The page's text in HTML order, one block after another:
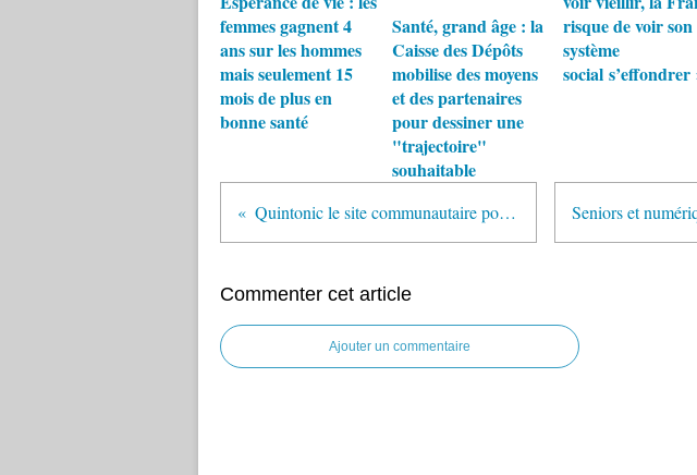
femmes gagnent 4
ans sur les hommes
mais seulement 15
mois de plus en
bonne santé
Santé, grand âge : la
Caisse des Dépôts
mobilise des moyens
et des partenaires
pour dessiner une
"trajectoire"
souhaitable
risque de voir son
système
social s’effondrer
Quintonic le site communautaire pour seniors fait le point sur sa première année
Commenter cet article
Ajouter un commentaire